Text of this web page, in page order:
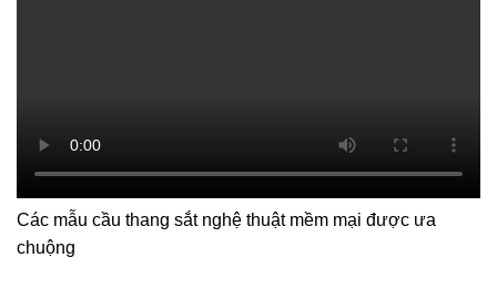
Các mẫu cầu thang sắt nghệ thuật mềm mại được ưa
chuộng